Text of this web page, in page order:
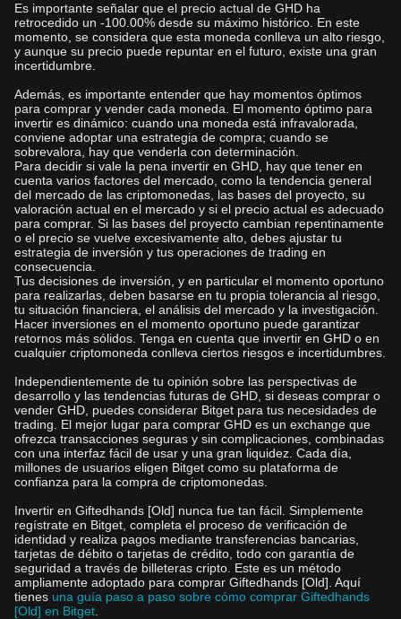
Es importante señalar que el precio actual de GHD ha
retrocedido un -100.00% desde su máximo histórico. En este
momento, se considera que esta moneda conlleva un alto riesgo,
y aunque su precio puede repuntar en el futuro, existe una gran
incertidumbre.
Además, es importante entender que hay momentos óptimos
para comprar y vender cada moneda. El momento óptimo para
invertir es dinámico: cuando una moneda está infravalorada,
conviene adoptar una estrategia de compra; cuando se
sobrevalora, hay que venderla con determinación.
Para decidir si vale la pena invertir en GHD, hay que tener en
cuenta varios factores del mercado, como la tendencia general
del mercado de las criptomonedas, las bases del proyecto, su
valoración actual en el mercado y si el precio actual es adecuado
para comprar. Si las bases del proyecto cambian repentinamente
o el precio se vuelve excesivamente alto, debes ajustar tu
estrategia de inversión y tus operaciones de trading en
consecuencia.
Tus decisiones de inversión, y en particular el momento oportuno
para realizarlas, deben basarse en tu propia tolerancia al riesgo,
tu situación financiera, el análisis del mercado y la investigación.
Hacer inversiones en el momento oportuno puede garantizar
retornos más sólidos. Tenga en cuenta que invertir en GHD o en
cualquier criptomoneda conlleva ciertos riesgos e incertidumbres.
Independientemente de tu opinión sobre las perspectivas de
desarrollo y las tendencias futuras de GHD, si deseas comprar o
vender GHD, puedes considerar Bitget para tus necesidades de
trading. El mejor lugar para comprar GHD es un exchange que
ofrezca transacciones seguras y sin complicaciones, combinadas
con una interfaz fácil de usar y una gran liquidez. Cada día,
millones de usuarios eligen Bitget como su plataforma de
confianza para la compra de criptomonedas.
Invertir en Giftedhands [Old] nunca fue tan fácil. Simplemente
regístrate en Bitget, completa el proceso de verificación de
identidad y realiza pagos mediante transferencias bancarias,
tarjetas de débito o tarjetas de crédito, todo con garantía de
seguridad a través de billeteras cripto. Este es un método
ampliamente adoptado para comprar Giftedhands [Old]. Aquí
tienes una guía paso a paso sobre cómo comprar Giftedhands
[Old] en Bitget